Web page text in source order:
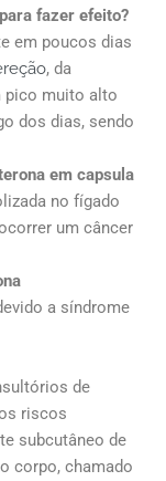
fazer efeito?
em poucos dias
, da
pico muito alto
dos dias, sendo
em capsula
no fígado
um câncer
a síndrome
de
riscos
subcutâneo de
corpo, chamado